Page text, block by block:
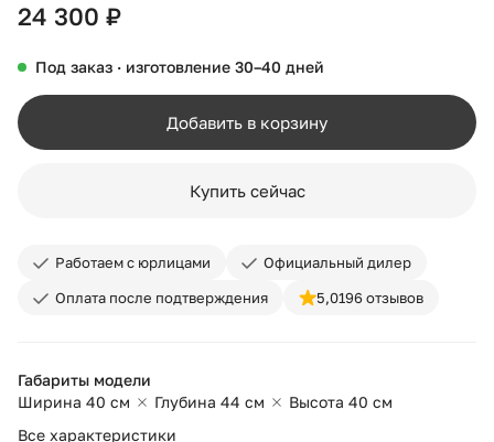
24 300 ₽
Под заказ · изготовление 30–40 дней
Добавить в корзину
Купить сейчас
Работаем с юрлицами
Официальный дилер
Оплата после подтверждения
5,0196 отзывов
Габариты модели
Ширина 40 см
Глубина 44 см
Высота 40 см
Все характеристики